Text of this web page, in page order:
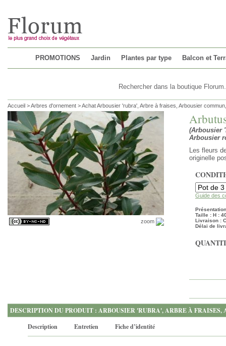
PROMOTIONS Jardin Plantes par type Balcon et
Accueil >Arbres d'ornement >Achat Arbousier 'rubra', Arbre à fraises, Arbousier
zoom
(Arbousier
Arbousier
Les fleurs
originelle
Guide des
Taille : H :
Livraison :
Délai de
DESCRIPTION DU PRODUIT : ARBOUSIER 'RUBRA', ARBRE À
Description
Entretien Fiche d’identité